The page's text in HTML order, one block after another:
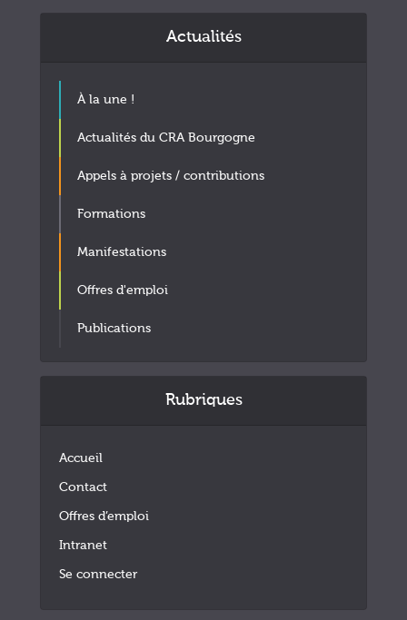
Actualités
À la une !
Actualités du CRA Bourgogne
Appels à projets / contributions
Formations
Manifestations
Offres d'emploi
Publications
Rubriques
Accueil
Contact
Offres d’emploi
Intranet
Se connecter